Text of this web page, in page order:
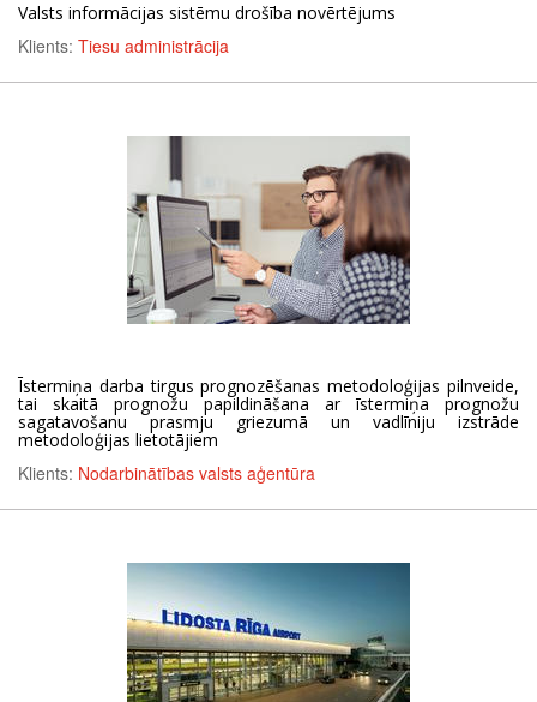
Valsts informācijas sistēmu drošība novērtējums
Klients: Tiesu administrācija
Īstermiņa darba tirgus prognozēšanas metodoloģijas pilnveide,
tai skaitā prognožu papildināšana ar īstermiņa prognožu
sagatavošanu prasmju griezumā un vadlīniju izstrāde
metodoloģijas lietotājiem
Klients: Nodarbinātības valsts aģentūra